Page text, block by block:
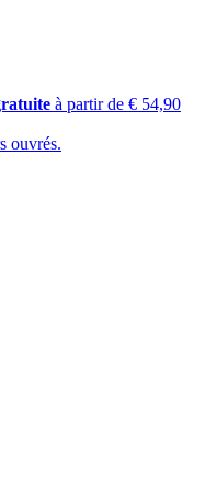
à partir de € 54,90
ouvrés.